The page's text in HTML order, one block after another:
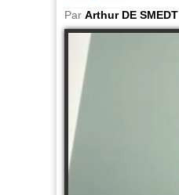
Par Arthur DE SMEDT